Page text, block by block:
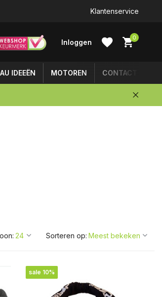
Klantenservice
Inloggen
0
IDEEËN MOTOREN CONTACT
Sorteren op:
sale 10%